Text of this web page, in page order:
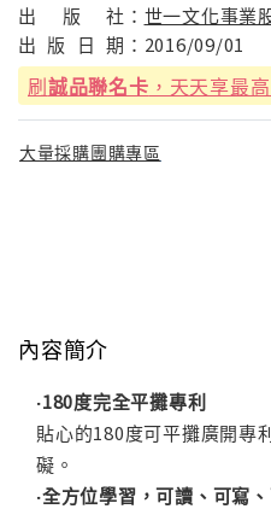
出
版 社： 世一文化事業
出 版 日 期： 2016/09/01
刷誠品聯名卡 ，天天享最
大量採購團購專區
內容簡介
‧180度完全平攤專利
貼心的180度可平攤廣開專
礙。
‧全方位學習，可讀、可寫